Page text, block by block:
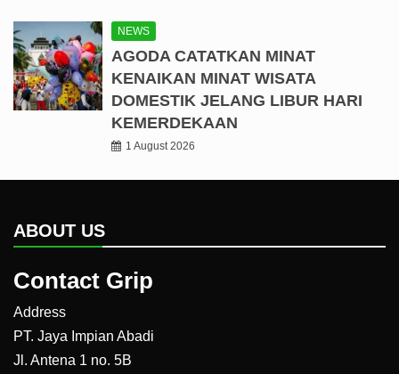
NEWS
AGODA CATATKAN MINAT
KENAIKAN MINAT WISATA
DOMESTIK JELANG LIBUR HARI
KEMERDEKAAN
1 August 2026
ABOUT US
Contact Grip
Address
PT. Jaya Impian Abadi
Jl. Antena 1 no. 5B